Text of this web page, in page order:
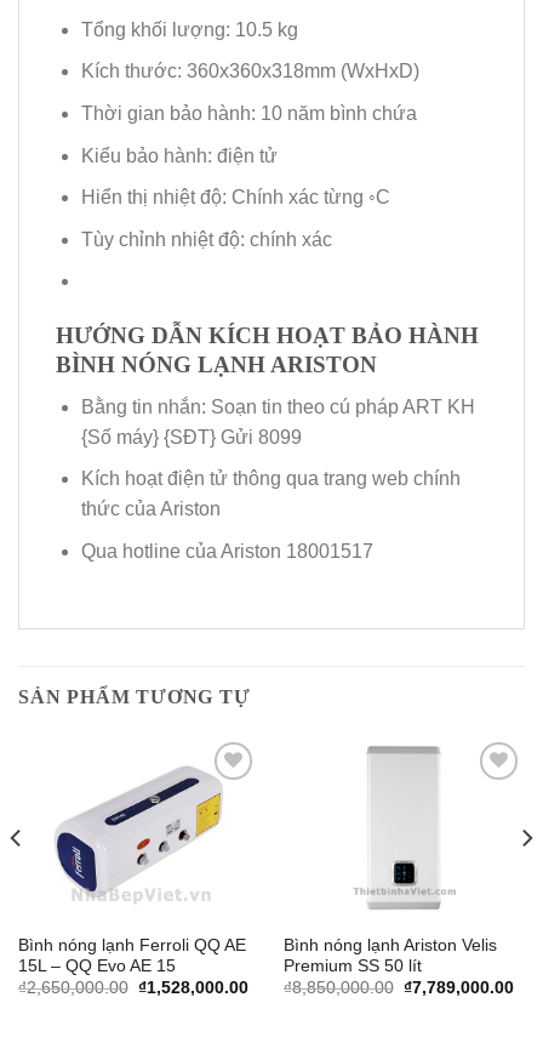
Tổng khối lượng: 10.5 kg
Kích thước: 360x360x318mm (WxHxD)
Thời gian bảo hành: 10 năm bình chứa
Kiểu bảo hành: điện tử
Hiển thị nhiệt độ: Chính xác từng ◦C
Tùy chỉnh nhiệt độ: chính xác
HƯỚNG DẪN KÍCH HOẠT BẢO HÀNH
BÌNH NÓNG LẠNH ARISTON
Bằng tin nhắn: Soạn tin theo cú pháp ART KH
{Số máy} {SĐT} Gửi 8099
Kích hoạt điện tử thông qua trang web chính
thức của Ariston
Qua hotline của Ariston 18001517
SẢN PHẨM TƯƠNG TỰ
Add to
Wishlist
Bình nóng lạnh Ferroli QQ AE
15L – QQ Evo AE 15
₫2,650,000.00 Original
₫1,528,000.00Current
Bình nóng lạnh Ariston Velis
Premium SS 50 lít
₫8,850,000.00 Original
₫7,789,000.00